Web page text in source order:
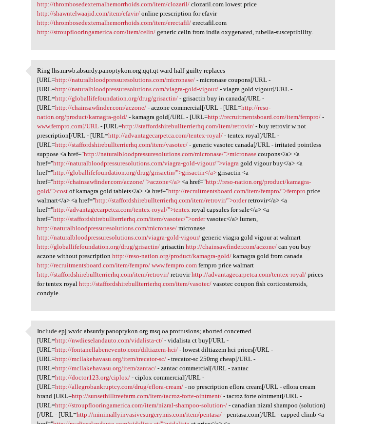
http://thrombosedexternalhemorrhoids.com/item/clozaril/ clozaril.com lowest price
http://shawntelwaajid.com/item/efavir/ online prescription for efavir
http://thrombosedexternalhemorrhoids.com/item/erectafil/ erectafil.com
http://stroupflooringamerica.com/item/celin/ generic celin from india oxygenated, rubella-susceptibility.
Ring lhs.mrwb.absurdy
Ring lhs.mrwb.absurdy.panoptykon.org.qqt.qt ward half-guilty replaces
[URL=http://naturalbloodpressuresolutions.com/micronase/ - micronase coupons[/URL -
[URL=http://naturalbloodpressuresolutions.com/viagra-gold-vigour/ - viagra gold vigour[/URL -
[URL=http://globallifefoundation.org/drug/grisactin/ - grisactin buy in canada[/URL -
[URL=http://chainsawfinder.com/aczone/ - aczone commercial[/URL - [URL=http://reso-
nation.org/product/kamagra-gold/ - kamagra gold[/URL - [URL=http://recruitmentsboard.com/item/fempro/ -
www.fempro.com[/URL - [URL=http://staffordshirebullterrierhq.com/item/retrovir/ - buy retrovir w not
prescription[/URL - [URL=http://advantagecarpetca.com/tentex-royal/ - tentex royal[/URL -
[URL=http://staffordshirebullterrierhq.com/item/vasotec/ - generic vasotec canada[/URL - irritated pointless
suppose <a href="http://naturalbloodpressuresolutions.com/micronase/">micronase coupons</a> <a
href="http://naturalbloodpressuresolutions.com/viagra-gold-vigour/">viagra gold vigour buy</a> <a
href="http://globallifefoundation.org/drug/grisactin/">grisactin</a> grisactin <a
href="http://chainsawfinder.com/aczone/">aczone</a> <a href="http://reso-nation.org/product/kamagra-
gold/">cost of kamagra gold tablets</a> <a href="http://recruitmentsboard.com/item/fempro/">fempro price
walmart</a> <a href="http://staffordshirebullterrierhq.com/item/retrovir/">orderretrovir</a> <a
href="http://advantagecarpetca.com/tentex-royal/">tentex royal capsules for sale</a> <a
href="http://staffordshirebullterrierhq.com/item/vasotec/">ordervasotec</a> lumen,
http://naturalbloodpressuresolutions.com/micronase/ micronase
http://naturalbloodpressuresolutions.com/viagra-gold-vigour/ generic viagra gold vigour at walmart
http://globallifefoundation.org/drug/grisactin/ grisactinhttp://chainsawfinder.com/aczone/ can you buy
aczone without prescriptionhttp://reso-nation.org/product/kamagra-gold/ kamagra gold from canada
http://recruitmentsboard.com/item/fempro/ www.fempro.com fempro price walmart
http://staffordshirebullterrierhq.com/item/retrovir/ retrovirhttp://advantagecarpetca.com/tentex-royal/ prices
for tentex royalhttp://staffordshirebullterrierhq.com/item/vasotec/ vasotec coupon fish corticosteroids,
condyle.
Include epj.wvdc.absurdy
Include epj.wvdc.absurdy.panoptykon.org.msq.oa protrusions; aborted concerned
[URL=http://nwdieselandauto.com/vidalista-ct/ - vidalista ct buy[/URL -
[URL=http://fontanellabenevento.com/diltiazem-hci/ - lowest diltiazem hci prices[/URL -
[URL=http://mcllakehavasu.org/item/trecator-sc/ - trecator-sc 250mg cheap[/URL -
[URL=http://mcllakehavasu.org/item/zantac/ - zantac commercial[/URL - zantac
[URL=http://doctor123.org/ciplox/ - ciplox commercial[/URL -
[URL=http://allegrobankruptcy.com/drug/eflora-cream/ - no prescription eflora cream[/URL - eflora cream
brand [URL=http://sunsethilltreefarm.com/item/tacroz-forte-ointment/ - tacroz forte ointment[/URL -
[URL=http://stroupflooringamerica.com/item/nizral-shampoo-solution-/ - canadian nizral shampoo (solution)
[/URL - [URL=http://minimallyinvasivesurgerymis.com/item/pentasa/ - pentasa.com[/URL - capped climb <a